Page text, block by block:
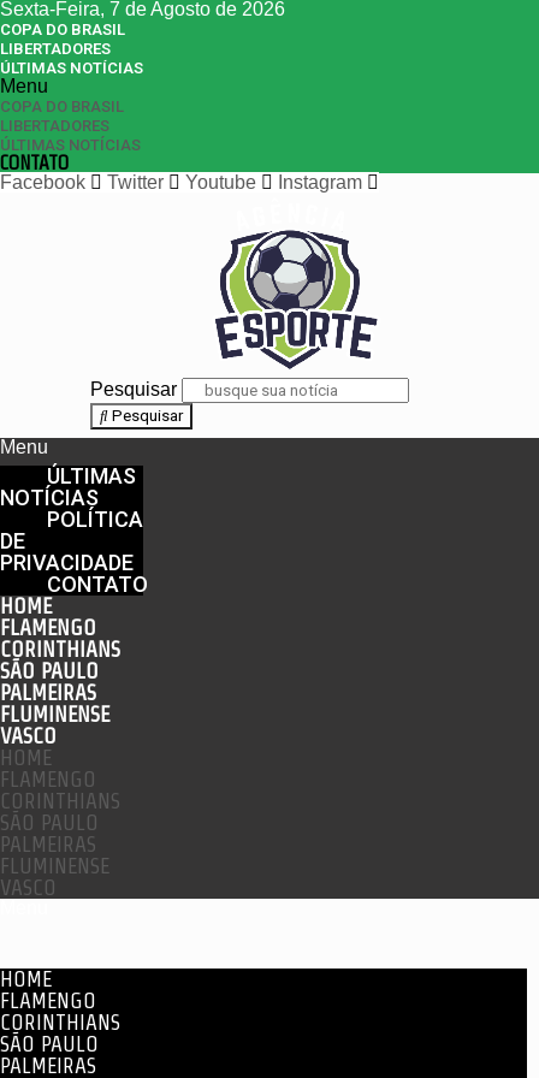
Sexta-Feira, 7 de Agosto de 2026
COPA DO BRASIL
LIBERTADORES
ÚLTIMAS NOTÍCIAS
Menu
COPA DO BRASIL
LIBERTADORES
ÚLTIMAS NOTÍCIAS
CONTATO
Facebook
Twitter Youtube Instagram
Pesquisar
Pesquisar
Menu
ÚLTIMAS
NOTÍCIAS
POLÍTICA
DE
PRIVACIDADE
CONTATO
HOME
FLAMENGO
CORINTHIANS
SÃO PAULO
PALMEIRAS
FLUMINENSE
VASCO
HOME
FLAMENGO
CORINTHIANS
SÃO PAULO
PALMEIRAS
FLUMINENSE
VASCO
HOME
FLAMENGO
CORINTHIANS
SÃO PAULO
PALMEIRAS